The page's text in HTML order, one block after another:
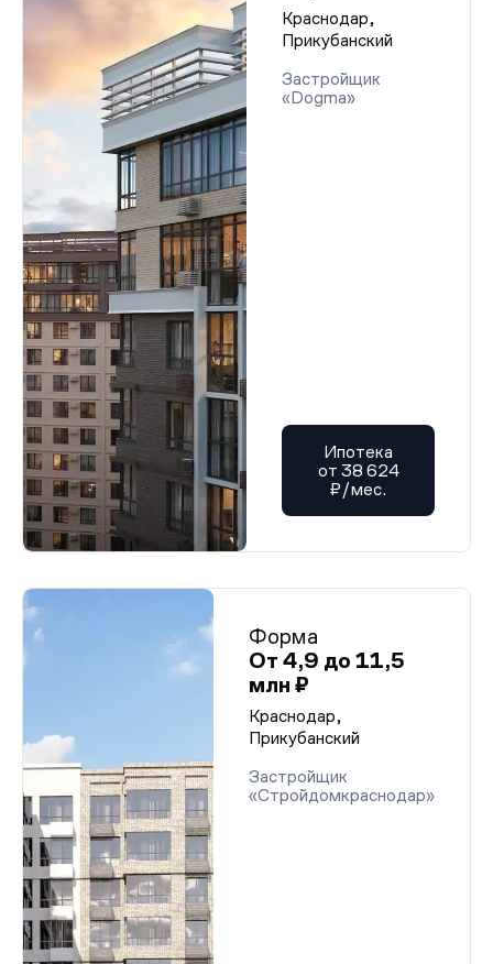
Краснодар,
Прикубанский
Застройщик
«Dogma»
Ипотека
от 38 624
₽/мес.
Форма
От 4,9 до 11,5
млн ₽
Краснодар,
Прикубанский
Застройщик
«Стройдомкраснодар»